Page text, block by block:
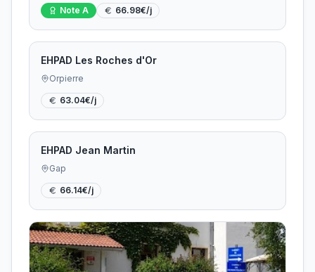
Note A 66.98€/j
EHPAD Les Roches d'Or
Orpierre
63.04€/j
EHPAD Jean Martin
Gap
66.14€/j